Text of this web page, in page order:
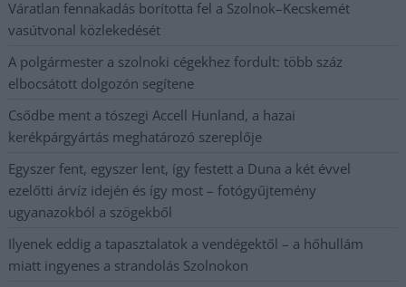
Váratlan fennakadás borította fel a Szolnok–Kecskemét
vasútvonal közlekedését
A polgármester a szolnoki cégekhez fordult: több száz
elbocsátott dolgozón segítene
Csődbe ment a tószegi Accell Hunland, a hazai
kerékpárgyártás meghatározó szereplője
Egyszer fent, egyszer lent, így festett a Duna a két évvel
ezelőtti árvíz idején és így most – fotógyűjtemény
ugyanazokból a szögekből
Ilyenek eddig a tapasztalatok a vendégektől – a hőhullám
miatt ingyenes a strandolás Szolnokon